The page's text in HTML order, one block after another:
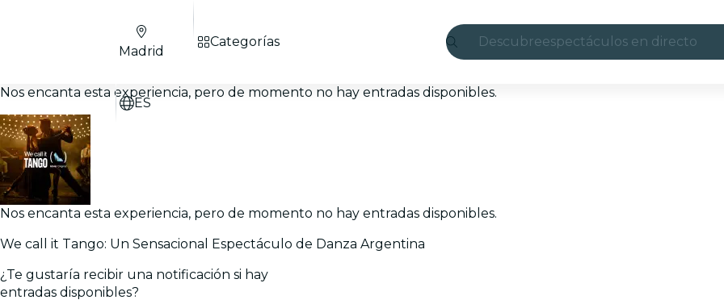
Descubreespectáculos en directo
Madrid
ES
Categorías
Nos encanta esta experiencia, pero de momento no hay entradas disponibles.
Nos encanta esta experiencia, pero de momento no hay entradas disponibles.
We call it Tango: Un Sensacional Espectáculo de Danza Argentina
¿Te gustaría recibir una notificación si hay
entradas disponibles?